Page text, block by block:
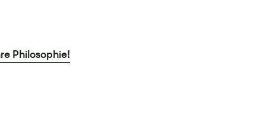
Philosophie!